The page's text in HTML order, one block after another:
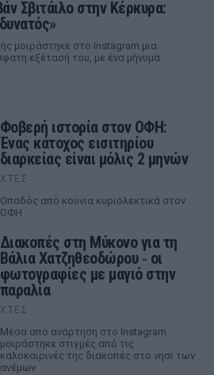
Σβιτάιλο στην Κέρκυρα:
μοιράστηκε στο Instagram μια
εξέτασή του, με ένα μήνυμα
Φοβερή ιστορία στον ΟΦΗ:
Ένας κάτοχος εισιτηρίου
διαρκείας είναι μόλις 2 μηνών
ΧΤΕΣ
Οπαδός από κούνια κυριολεκτικά στον
ΟΦΗ
Διακοπές στη Μύκονο για τη
Βάλια Χατζηθεοδώρου ‑ οι
φωτογραφίες με μαγιό στην
παραλία
ΧΤΕΣ
Μέσα από ανάρτηση στο Instagram
μοιράστηκε στιγμές από τις
καλοκαιρινές της διακοπές στο νησί των
ανέμων